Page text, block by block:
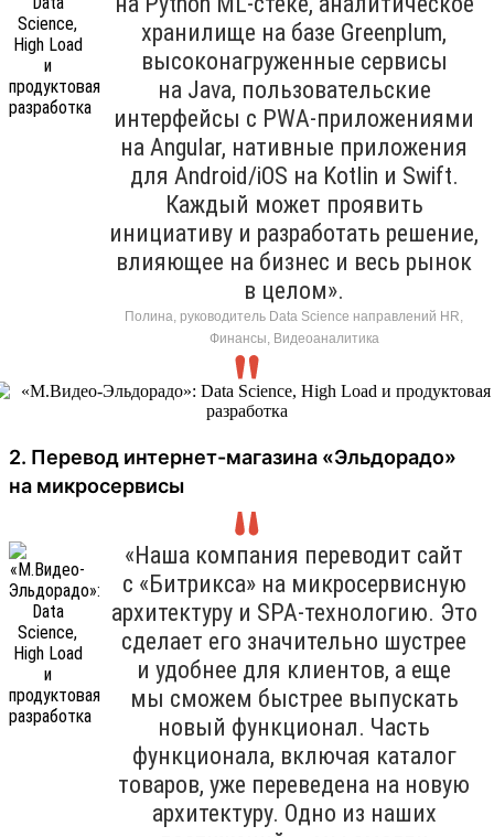
хранилище на базе Greenplum,
высоконагруженные сервисы
на Java, пользовательские
интерфейсы с PWA-приложениями
на Angular, нативные приложения
для Android/iOS на Kotlin и Swift.
Каждый может проявить
инициативу и разработать решение,
влияющее на бизнес и весь рынок
в целом».
Полина, руководитель Data Science направлений HR,
Финансы, Видеоаналитика
2. Перевод интернет-магазина «Эльдорадо»
на микросервисы
«Наша компания переводит сайт
с «Битрикса» на микросервисную
архитектуру и SPA-технологию. Это
сделает его значительно шустрее
и удобнее для клиентов, а еще
мы сможем быстрее выпускать
новый функционал. Часть
функционала, включая каталог
товаров, уже переведена на новую
архитектуру. Одно из наших